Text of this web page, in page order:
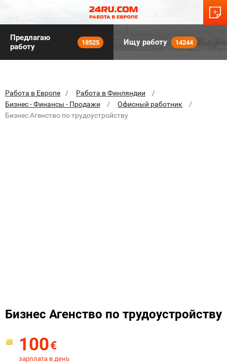
Предлагаю
работу
18525 Ищу работу 14244
Работа в Европе
Работа в Финляндии
Бизнес - Финансы - Продажи
Офисный работник
Бизнес Агенство по трудоустройству
Бизнес Агенство по трудоустройству
100€
зарплата в день